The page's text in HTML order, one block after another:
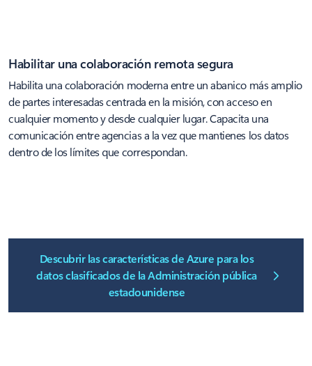
Habilitar una colaboración remota segura
Habilita una colaboración moderna entre un abanico más amplio
de partes interesadas centrada en la misión, con acceso en
cualquier momento y desde cualquier lugar. Capacita una
comunicación entre agencias a la vez que mantienes los datos
dentro de los límites que correspondan.
Descubrir las características de Azure para los
datos clasificados de la Administración pública
estadounidense